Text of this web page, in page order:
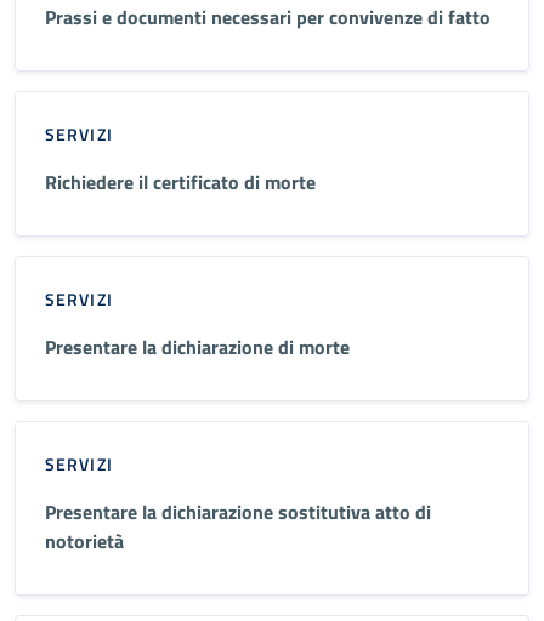
Prassi e documenti necessari per convivenze di fatto
SERVIZI
Richiedere il certificato di morte
SERVIZI
Presentare la dichiarazione di morte
SERVIZI
Presentare la dichiarazione sostitutiva atto di
notorietà